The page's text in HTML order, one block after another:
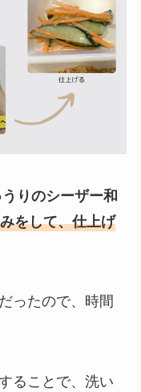
りのシーザー和
をして、仕上げ
ったので、時間
ることで、洗い